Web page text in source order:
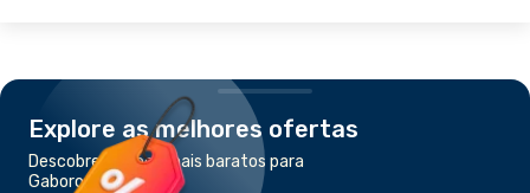
Explore as melhores ofertas
Descobre os voos mais baratos para
Gaborone